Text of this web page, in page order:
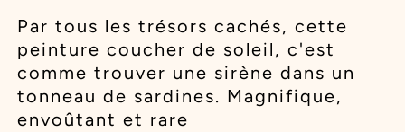
SYMPHONIE
SOLAIRE
SYMPHONIE
SOLAIRE
Par tous les trésors cachés, cette
peinture coucher de soleil, c'est
comme trouver une sirène dans un
tonneau de sardines. Magnifique,
envoûtant et rare